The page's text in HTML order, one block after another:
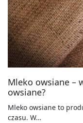
Mleko owsiane –
owsiane?
Mleko owsiane to
czasu. W…